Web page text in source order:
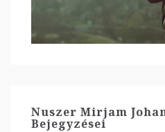
Nuszer Mirjam
Bejegyzései